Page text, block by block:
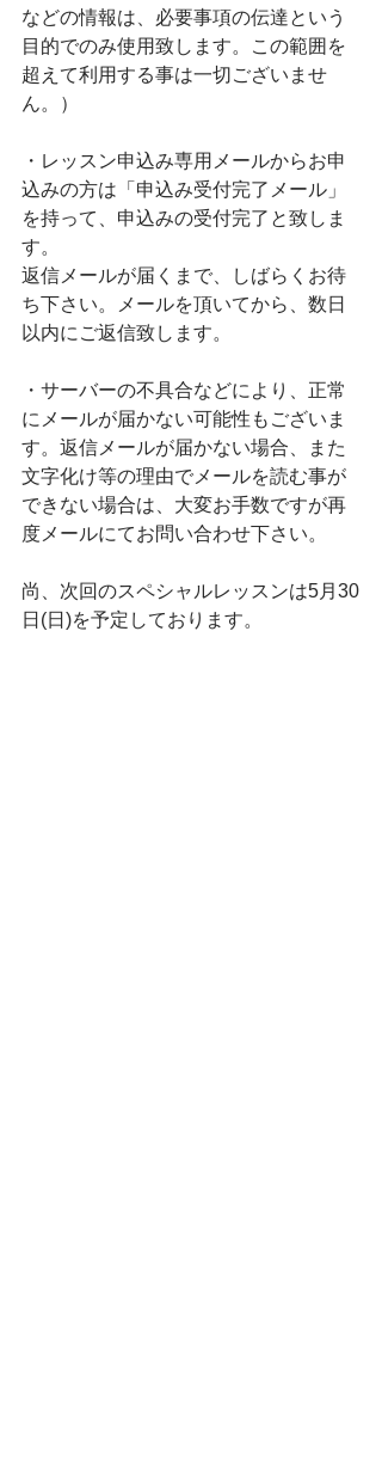
などの情報は、必要事項の伝達という
目的でのみ使用致します。この範囲を
超えて利用する事は一切ございませ
ん。）
・レッスン申込み専用メールからお申
込みの方は「申込み受付完了メール」
を持って、申込みの受付完了と致しま
す。
返信メールが届くまで、しばらくお待
ち下さい。メールを頂いてから、数日
以内にご返信致します。
・サーバーの不具合などにより、正常
にメールが届かない可能性もございま
す。返信メールが届かない場合、また
文字化け等の理由でメールを読む事が
できない場合は、大変お手数ですが再
度メールにてお問い合わせ下さい。
尚、次回のスペシャルレッスンは5月30
日(日)を予定しております。